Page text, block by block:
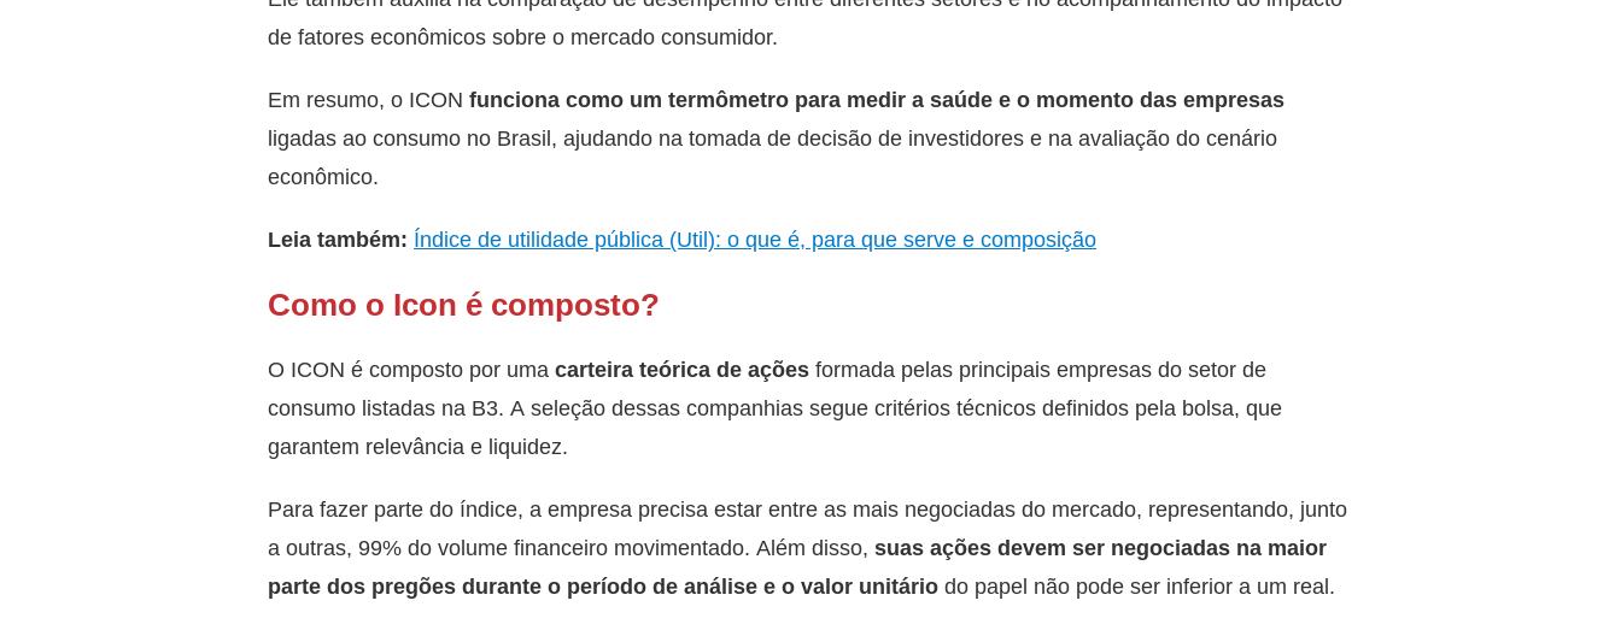
de fatores econômicos sobre o mercado consumidor.
Em resumo, o ICON funciona como um termômetro para medir a saúde e o momento das empresas
ligadas ao consumo no Brasil, ajudando na tomada de decisão de investidores e na avaliação do cenário
econômico.
Leia também: Índice de utilidade pública (Util): o que é, para que serve e composição
Como o Icon é composto?
O ICON é composto por uma carteira teórica de ações formada pelas principais empresas do setor de
consumo listadas na B3. A seleção dessas companhias segue critérios técnicos definidos pela bolsa, que
garantem relevância e liquidez.
Para fazer parte do índice, a empresa precisa estar entre as mais negociadas do mercado, representando, junto
a outras, 99% do volume financeiro movimentado. Além disso, suas ações devem ser negociadas na maior
parte dos pregões durante o período de análise e o valor unitário do papel não pode ser inferior a um real.